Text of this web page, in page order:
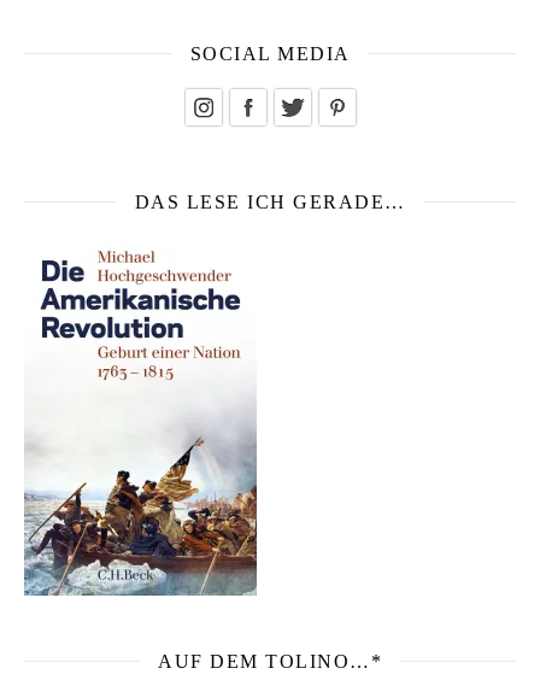
SOCIAL MEDIA
DAS LESE ICH GERADE…
AUF DEM TOLINO…*